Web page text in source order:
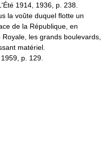
1914, 1936, p. 238.
la voûte duquel flotte un
de la République, en
les grands boulevards,
matériel.
1959, p. 129.